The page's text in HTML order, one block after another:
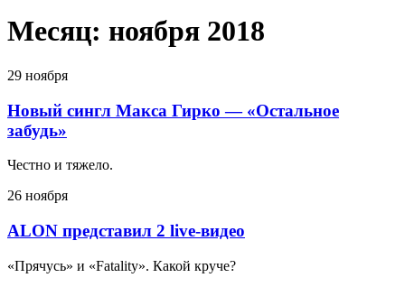
Месяц: ноября 2018
29 ноября
Новый сингл Макса Гирко — «Остальное
забудь»
Честно и тяжело.
26 ноября
ALON представил 2 live-видео
«Прячусь» и «Fatality». Какой круче?